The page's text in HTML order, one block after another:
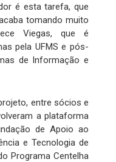
é esta tarefa, que
tomando muito
Viegas, que é
pela UFMS e pós-
de Informação e
entre sócios e
a plataforma
de Apoio ao
e Tecnologia de
Programa Centelha